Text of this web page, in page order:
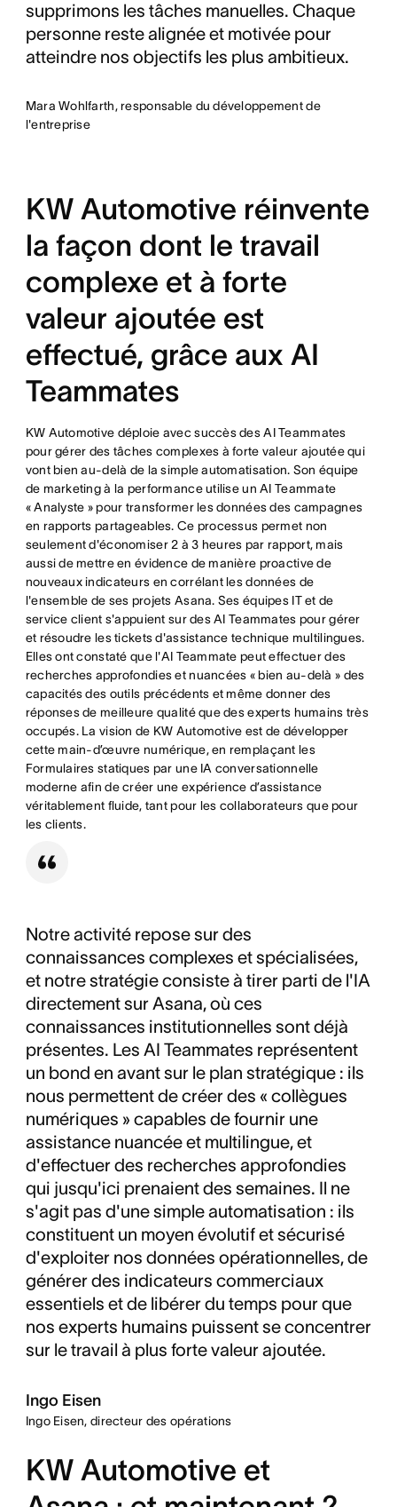
supprimons les tâches manuelles. Chaque
personne reste alignée et motivée pour
atteindre nos objectifs les plus ambitieux.
Mara Wohlfarth, responsable du développement de
l'entreprise
KW Automotive réinvente
la façon dont le travail
complexe et à forte
valeur ajoutée est
effectué, grâce aux AI
Teammates
KW Automotive déploie avec succès des AI Teammates
pour gérer des tâches complexes à forte valeur ajoutée qui
vont bien au-delà de la simple automatisation. Son équipe
de marketing à la performance utilise un AI Teammate
« Analyste » pour transformer les données des campagnes
en rapports partageables. Ce processus permet non
seulement d'économiser 2 à 3 heures par rapport, mais
aussi de mettre en évidence de manière proactive de
nouveaux indicateurs en corrélant les données de
l'ensemble de ses projets Asana. Ses équipes IT et de
service client s'appuient sur des AI Teammates pour gérer
et résoudre les tickets d'assistance technique multilingues.
Elles ont constaté que l'AI Teammate peut effectuer des
recherches approfondies et nuancées « bien au-delà » des
capacités des outils précédents et même donner des
réponses de meilleure qualité que des experts humains très
occupés. La vision de KW Automotive est de développer
cette main-d’œuvre numérique, en remplaçant les
Formulaires statiques par une IA conversationnelle
moderne afin de créer une expérience d’assistance
véritablement fluide, tant pour les collaborateurs que pour
les clients.
Notre activité repose sur des
connaissances complexes et spécialisées,
et notre stratégie consiste à tirer parti de l'IA
directement sur Asana, où ces
connaissances institutionnelles sont déjà
présentes. Les AI Teammates représentent
un bond en avant sur le plan stratégique : ils
nous permettent de créer des « collègues
numériques » capables de fournir une
assistance nuancée et multilingue, et
d'effectuer des recherches approfondies
qui jusqu'ici prenaient des semaines. Il ne
s'agit pas d'une simple automatisation : ils
constituent un moyen évolutif et sécurisé
d'exploiter nos données opérationnelles, de
générer des indicateurs commerciaux
essentiels et de libérer du temps pour que
nos experts humains puissent se concentrer
sur le travail à plus forte valeur ajoutée.
Ingo Eisen
Ingo Eisen, directeur des opérations
KW Automotive et